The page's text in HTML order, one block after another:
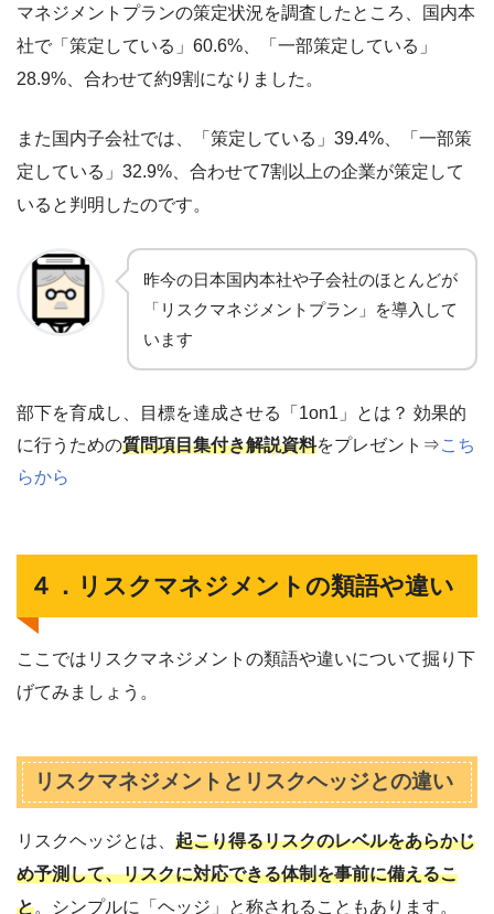
マネジメントプランの策定状況を調査したところ、国内本
社で「策定している」60.6%、「一部策定している」
28.9%、合わせて約9割になりました。
また国内子会社では、「策定している」39.4%、「一部策
定している」32.9%、合わせて7割以上の企業が策定して
いると判明したのです。
昨今の日本国内本社や子会社のほとんどが
「リスクマネジメントプラン」を導入して
います
部下を育成し、目標を達成させる「1on1」とは？ 効果的
に行うための質問項目集付き解説資料をプレゼント⇒こち
らから
４．リスクマネジメントの類語や違い
ここではリスクマネジメントの類語や違いについて掘り下
げてみましょう。
リスクマネジメントとリスクヘッジとの違い
リスクヘッジとは、 起こり得るリスクのレベルをあらかじ
め予測して、リスクに対応できる体制を事前に備えるこ
と。シンプルに「ヘッジ」と称されることもあります。